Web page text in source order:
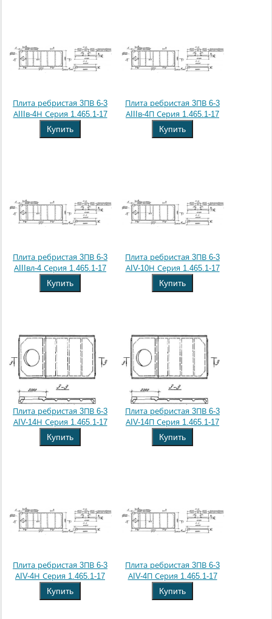
Плита ребристая 3ПВ 6-3
АIIIв-4Н Серия 1.465.1-17
Купить
Плита ребристая 3ПВ 6-3
АIIIв-4П Серия 1.465.1-17
Купить
Плита ребристая 3ПВ 6-3
АIIIвл-4 Серия 1.465.1-17
Купить
Плита ребристая 3ПВ 6-3
АIV-10Н Серия 1.465.1-17
Купить
Плита ребристая 3ПВ 6-3
АIV-14Н Серия 1.465.1-17
Купить
Плита ребристая 3ПВ 6-3
АIV-14П Серия 1.465.1-17
Купить
Плита ребристая 3ПВ 6-3
АIV-4Н Серия 1.465.1-17
Купить
Плита ребристая 3ПВ 6-3
АIV-4П Серия 1.465.1-17
Купить